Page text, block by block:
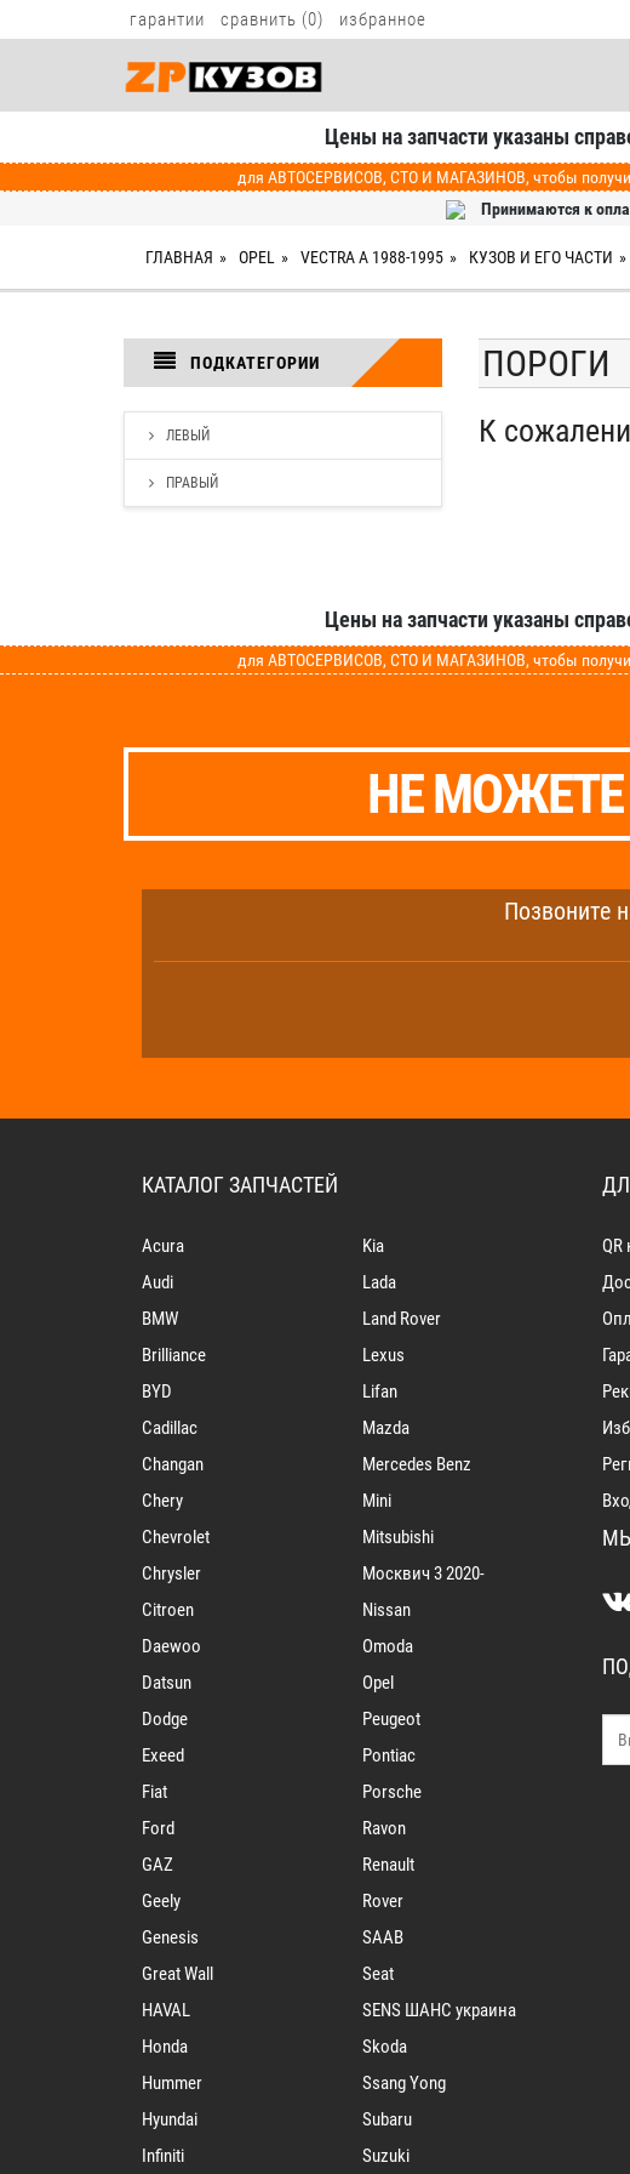
гарантии сравнить (0) избранное
Цены на запчасти указаны
для АВТОСЕРВИСОВ, СТО И МАГАЗИНОВ, чтобы
Принимаются к
ГЛАВНАЯ OPEL VECTRA A 1988-1995 КУЗОВ И ЕГО ЧАСТИ
ПОДКАТЕГОРИИ
ЛЕВЫЙ
ПРАВЫЙ
ПОРОГИ
К
Цены на запчасти указаны
для АВТОСЕРВИСОВ, СТО И МАГАЗИНОВ, чтобы
НЕ
Позвоните
КАТАЛОГ ЗАПЧАСТЕЙ
Acura
Audi
BMW
Brilliance
BYD
Cadillac
Changan
Chery
Chevrolet
Chrysler
Citroen
Daewoo
Datsun
Dodge
Exeed
Fiat
Ford
GAZ
Geely
Genesis
Great Wall
HAVAL
Honda
Hummer
Hyundai
Infiniti
Kia
Lada
Land Rover
Lexus
Lifan
Mazda
Mercedes Benz
Mini
Mitsubishi
Mосквич 3 2020-
Nissan
Omoda
Opel
Peugeot
Pontiac
Porsche
Ravon
Renault
Rover
SAAB
Seat
SENS ШАНС украина
Skoda
Ssang Yong
Subaru
Suzuki
QR